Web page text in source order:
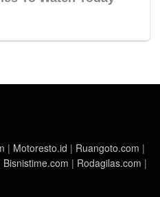
| Motoresto.id | Ruangoto.com |
Bisnistime.com | Rodagilas.com |